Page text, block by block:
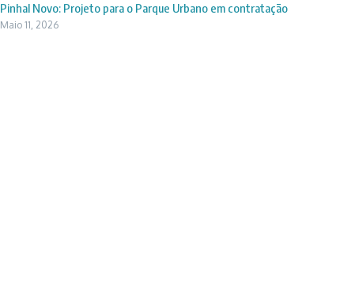
Pinhal Novo: Projeto para o Parque Urbano em contratação
Maio 11, 2026